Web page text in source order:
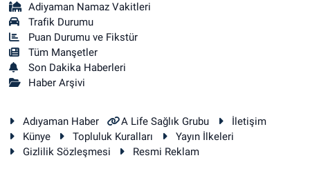
Adiyaman Namaz Vakitleri
Trafik Durumu
Puan Durumu ve Fikstür
Tüm Manşetler
Son Dakika Haberleri
Haber Arşivi
Adıyaman Haber A Life Sağlık Grubu
İletişim
Künye
Topluluk Kuralları
Yayın İlkeleri
Gizlilik Sözleşmesi
Resmi Reklam